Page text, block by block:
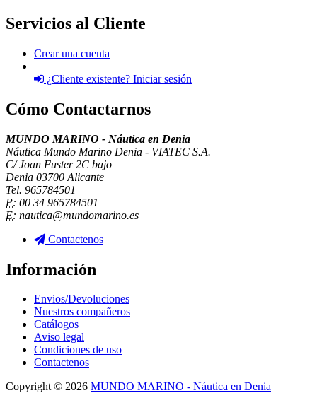
Servicios al Cliente
Crear una cuenta
¿Cliente existente? Iniciar sesión
Cómo Contactarnos
MUNDO MARINO - Náutica en Denia
Náutica Mundo Marino Denia - VIATEC S.A.
C/ Joan Fuster 2C bajo
Denia 03700 Alicante
Tel. 965784501
P: 00 34 965784501
E: nautica@mundomarino.es
Contactenos
Información
Envios/Devoluciones
Nuestros compañeros
Catálogos
Aviso legal
Condiciones de uso
Contactenos
Copyright © 2026 MUNDO MARINO - Náutica en Denia